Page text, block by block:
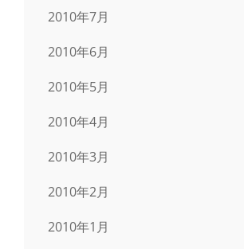
2010年7月
2010年6月
2010年5月
2010年4月
2010年3月
2010年2月
2010年1月